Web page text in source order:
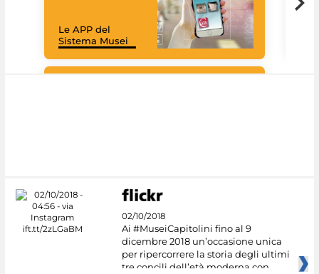
Le APP del
Sistema Musei
02/10/2018
Ai #MuseiCapitolini fino al 9
dicembre 2018 un’occasione unica
per ripercorrere la storia degli ultimi
tre concili dell’età moderna con